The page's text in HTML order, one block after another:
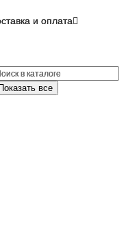
и оплата
Показать все